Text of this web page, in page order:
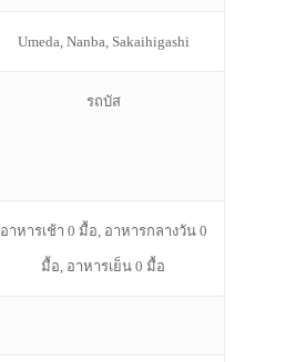
Umeda, Nanba, Sakaihigashi
รถบัส
อาหารเช้า 0 มื้อ, อาหารกลางวัน 0
มื้อ, อาหารเย็น 0 มื้อ